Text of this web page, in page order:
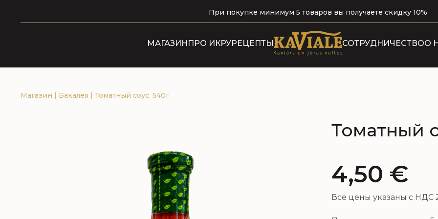
При покупке минимум 5 товаров вы получаете скидку 10%
МАГАЗИНПРО ИКРУРЕЦЕПТЫ СОТРУДНИЧЕСТВОО
Магазин | Бакалея | Томатный соус, 540г
Томатный
4,50 €
Все цены указаны с НДС